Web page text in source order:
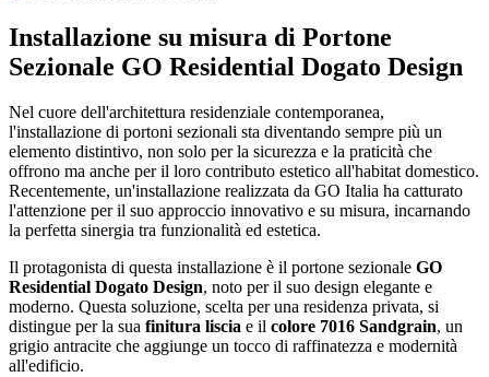
Installazione su misura di Portone
Sezionale GO Residential Dogato Design
Nel cuore dell'architettura residenziale contemporanea,
l'installazione di portoni sezionali sta diventando sempre più un
elemento distintivo, non solo per la sicurezza e la praticità che
offrono ma anche per il loro contributo estetico all'habitat domestico.
Recentemente, un'installazione realizzata da GO Italia ha catturato
l'attenzione per il suo approccio innovativo e su misura, incarnando
la perfetta sinergia tra funzionalità ed estetica.
Il protagonista di questa installazione è il portone sezionale GO
Residential Dogato Design, noto per il suo design elegante e
moderno. Questa soluzione, scelta per una residenza privata, si
distingue per la sua finitura liscia e il colore 7016 Sandgrain, un
grigio antracite che aggiunge un tocco di raffinatezza e modernità
all'edificio.